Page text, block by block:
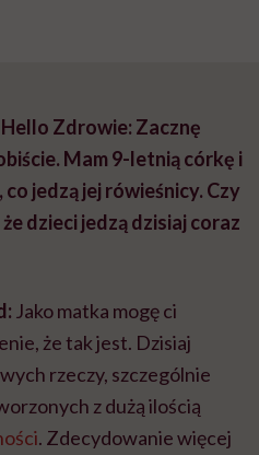
Zdrowie: Zacznę
Mam 9-letnią córkę i
jedzą jej rówieśnicy. Czy
dzieci jedzą dzisiaj coraz
Jako matka mogę ci
że tak jest. Dzisiaj
rzeczy, szczególnie
z dużą ilością
. Zdecydowanie więcej